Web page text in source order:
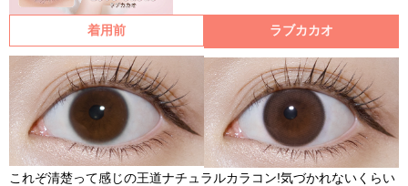
着用前 ラブカカオ
これぞ清楚って感じの王道ナチュラルカラコン!気づかれないくらい